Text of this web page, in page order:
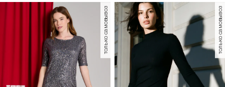
только самовывоз только самовывоз